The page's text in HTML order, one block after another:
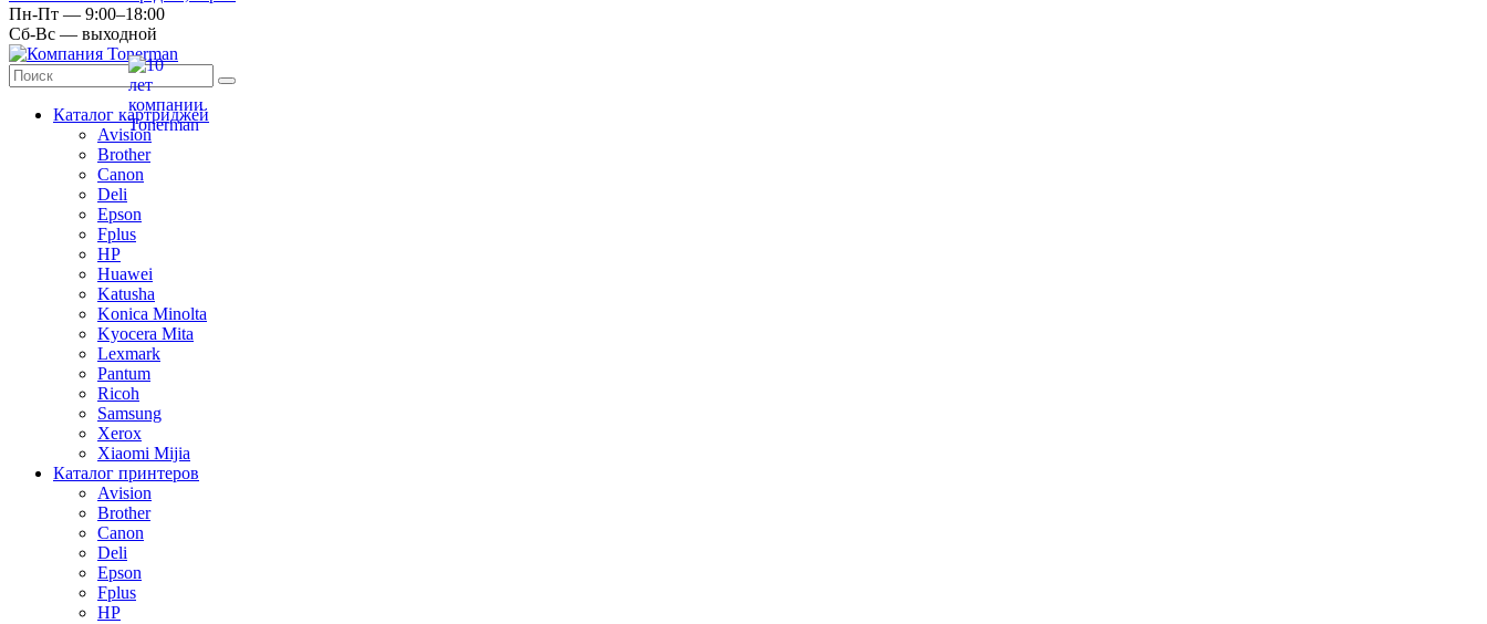
Пн-Пт — 9:00–18:00
Сб-Вс — выходной
Каталог картриджей
Avision
Brother
Canon
Deli
Epson
Fplus
HP
Huawei
Katusha
Konica Minolta
Kyocera Mita
Lexmark
Pantum
Ricoh
Samsung
Xerox
Xiaomi Mijia
Каталог принтеров
Avision
Brother
Canon
Deli
Epson
Fplus
HP